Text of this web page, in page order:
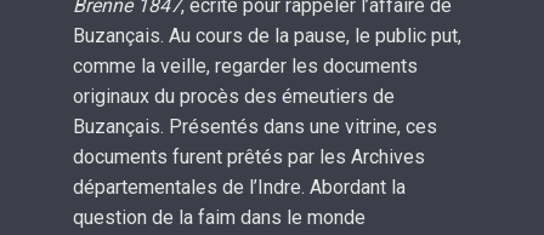
Brenne 1847, écrite pour rappeler l’affaire de
Buzançais. Au cours de la pause, le public put,
comme la veille, regarder les documents
originaux du procès des émeutiers de
Buzançais. Présentés dans une vitrine, ces
documents furent prêtés par les Archives
départementales de l’Indre. Abordant la
question de la faim dans le monde